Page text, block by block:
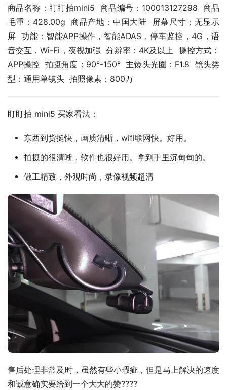
商品名称：盯盯拍mini5  商品编号：100013127298  商品
毛重：428.00g  商品产地：中国大陆  屏幕尺寸：无显示
屏  功能：智能APP操作，智能ADAS，停车监控，4G，语
音交互，Wi-Fi，夜视加强  分辨率：4K及以上  操控方式：
APP操控  拍摄角度：90°-150°  主镜头光圈：F1.8  镜头类
型：通用单镜头  拍照像素：800万
盯盯拍 mini5 买家看法：
东西到货挺快，画质清晰，wifi联网快。好用。
拍摄的很清晰，软件也很好用。拿到手里沉甸甸的。
做工精致，外观时尚，录像视频超清
售后处理非常及时，虽然有些小瑕疵，但是马上解决的速度
和诚意确实要给到一个大大的赞????